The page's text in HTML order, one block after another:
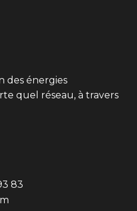
des énergies
quel réseau, à travers
83